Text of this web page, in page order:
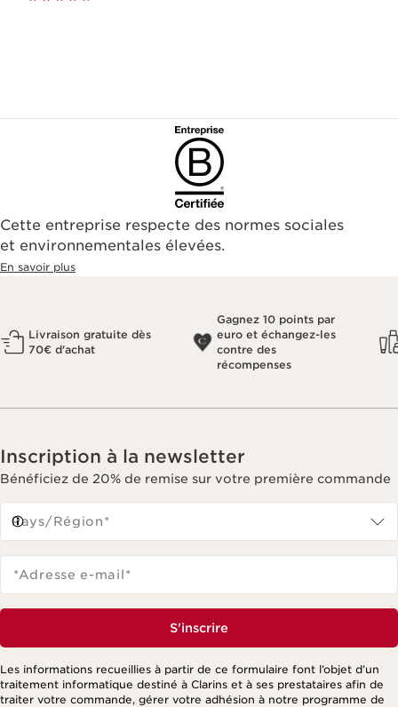
Cette entreprise respecte des normes sociales
et environnementales élevées.
En savoir plus
Livraison gratuite dès
70€ d'achat
Gagnez 10 points par
euro et échangez-les
contre des
récompenses
Inscription à la newsletter
Bénéficiez de 20% de remise sur votre première commande
Pays/Région*
*Adresse e-mail*
S'inscrire
Les informations recueillies à partir de ce formulaire font l’objet d’un
traitement informatique destiné à Clarins et à ses prestataires afin de
traiter votre commande, gérer votre adhésion à notre programme de